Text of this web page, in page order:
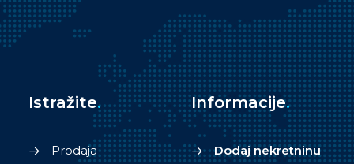
Istražite.
Prodaja
Informacije.
Dodaj nekretninu